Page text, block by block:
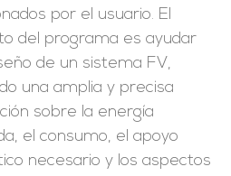
por el usuario. El
del programa es ayudar
de un sistema FV,
una amplia y precisa
sobre la energía
el consumo, el apoyo
necesario y los aspectos